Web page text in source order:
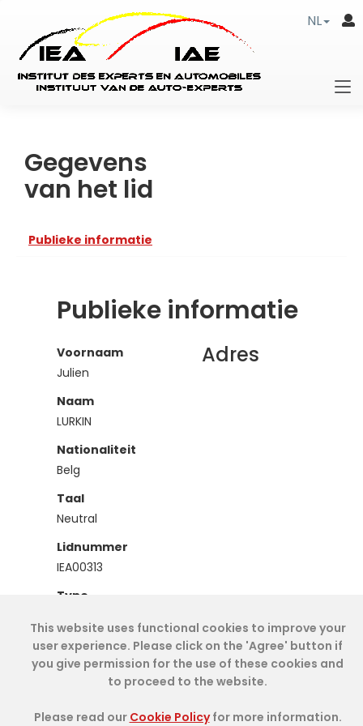
NL
Gegevens
van het lid
Publieke informatie
Publieke informatie
Voornaam
Julien
Naam
LURKIN
Nationaliteit
Belg
Taal
Neutral
Lidnummer
IEA00313
Type
Adres
Cookie Policy- IAE-IEA2026-My Dashboard
This website uses functional cookies to improve your
user experience. Please click on the 'Agree' button if
you give permission for the use of these cookies and
to proceed to the website.
Please read our Cookie Policyfor more information.